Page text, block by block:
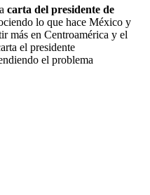
carta del presidente de
lo que hace México y
más en Centroamérica y el
el presidente
el problema